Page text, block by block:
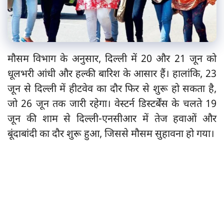
मौसम विभाग के अनुसार, दिल्ली में 20 और 21 जून को
धूलभरी आंधी और हल्की बारिश के आसार हैं। हालांकि, 23
जून से दिल्ली में हीटवेव का दौर फिर से शुरू हो सकता है,
जो 26 जून तक जारी रहेगा। वेस्टर्न डिस्टर्बेंस के चलते 19
जून की शाम से दिल्ली-एनसीआर में तेज हवाओं और
बूंदाबांदी का दौर शुरू हुआ, जिससे मौसम सुहावना हो गया।